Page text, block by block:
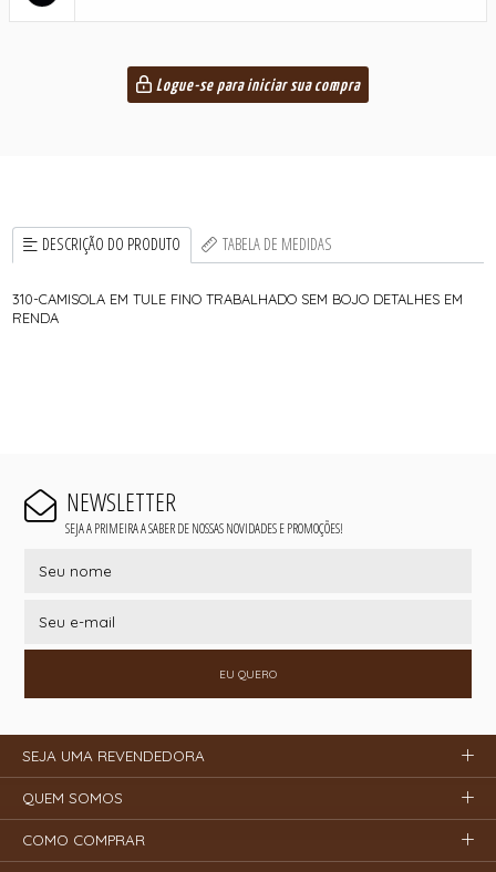
Logue-se para iniciar sua compra
DESCRIÇÃO DO PRODUTO TABELA DE MEDIDAS
310-CAMISOLA EM TULE FINO TRABALHADO SEM BOJO DETALHES EM
RENDA
NEWSLETTER
SEJA A PRIMEIRA A SABER DE NOSSAS NOVIDADES E PROMOÇÕES!
EU QUERO
SEJA UMA REVENDEDORA
QUEM SOMOS
COMO COMPRAR